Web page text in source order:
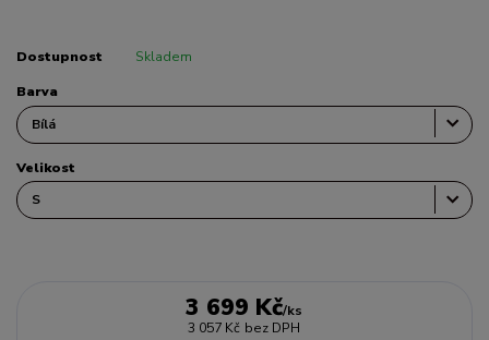
Dostupnost Skladem
Barva
Velikost
3 699 Kč/ks
3 057 Kč bez DPH